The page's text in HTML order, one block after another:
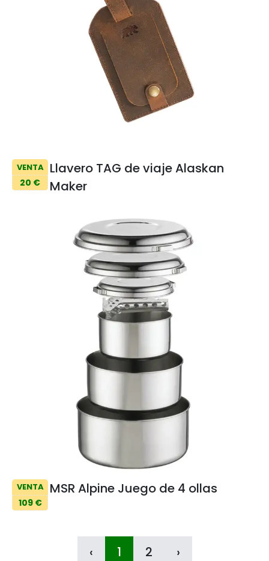
VENTA
20 €
Llavero TAG de viaje Alaskan
Maker
VENTA
109 €
MSR Alpine Juego de 4 ollas
‹ 1 2 ›